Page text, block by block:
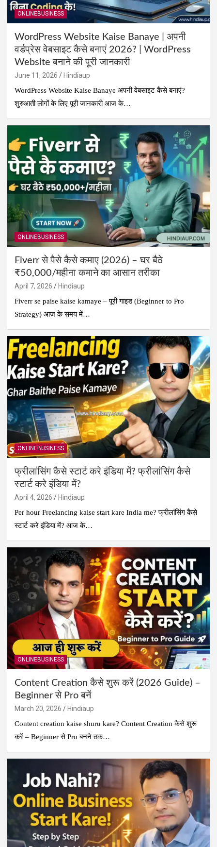
ONLINEBUSINESS
WordPress Website Kaise Banaye | अपनी
वर्डप्रेस वेबसाइट कैसे बनाएं 2026? | WordPress
Website बनाने की पूरी जानकारी
June 11, 2026
Hindiaup
WordPress Website Kaise Banaye अपनी वेबसाइट कैसे बनाएं?
शुरुआती लोगों के लिए पूरी जानकारी आज के…
ONLINEBUSINESS
Fiverr से पैसे कैसे कमाए (2026) – घर बैठे
₹50,000/महीना कमाने का आसान तरीका
April 7, 2026
Hindiaup
Fiverr se paise kaise kamaye – पूरी गाइड (Beginner to Pro
Strategy) आज के समय में…
ONLINEBUSINESS
फ्रीलांसिंग कैसे स्टार्ट करे इंडिया में? फ्रीलांसिंग कैसे
स्टार्ट करे इंडिया में?
April 4, 2026
Hindiaup
Per hour Freelancing kaise start kare India me? फ्रीलांसिंग कैसे
स्टार्ट करे इंडिया में? आज के…
ONLINEBUSINESS
Content Creation कैसे शुरू करें (2026 Guide) –
Beginner से Pro बनें
March 20, 2026
Hindiaup
Content creation kaise shuru kare? Content Creation कैसे शुरू
करें – Beginner से Pro बनने तक…